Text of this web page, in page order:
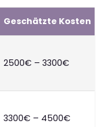
Geschätzte Kosten
2500€ – 3300€
3300€ – 4500€